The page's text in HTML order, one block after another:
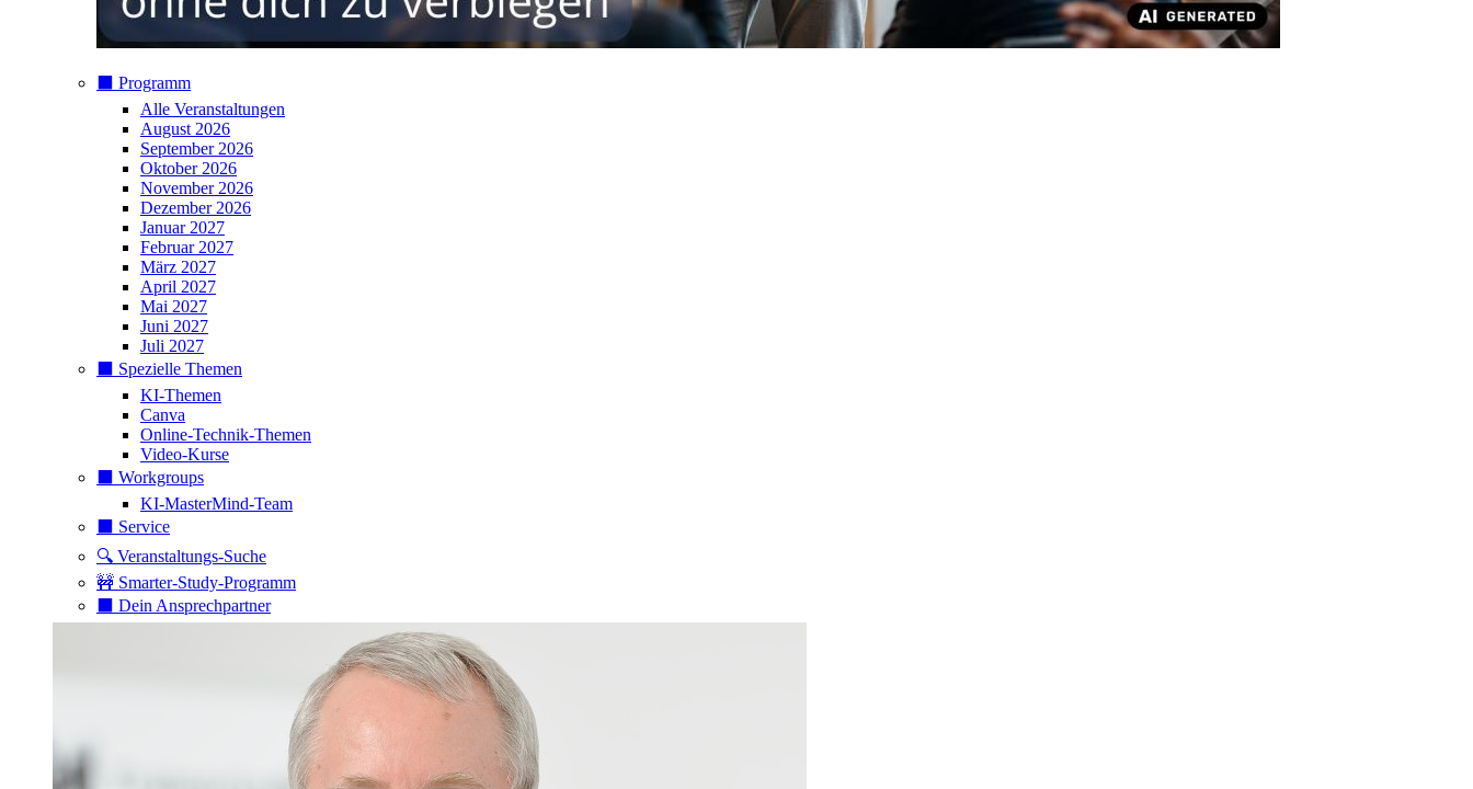
⬛️ Programm
Alle Veranstaltungen
August 2026
September 2026
Oktober 2026
November 2026
Dezember 2026
Januar 2027
Februar 2027
März 2027
April 2027
Mai 2027
Juni 2027
Juli 2027
⬛️ Spezielle Themen
KI-Themen
Canva
Online-Technik-Themen
Video-Kurse
⬛️ Workgroups
KI-MasterMind-Team
⬛️ Service
🔍 Veranstaltungs-Suche
🚧 Smarter-Study-Programm
⬛️ Dein Ansprechpartner